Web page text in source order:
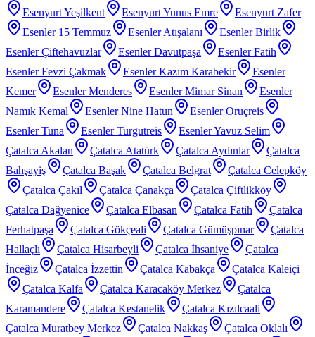
Esenyurt Yeşilkent
Esenyurt Yunus Emre
Esenyurt Zafer
Esenler 15 Temmuz
Esenler Atışalanı
Esenler Birlik
Esenler Çiftehavuzlar
Esenler Davutpaşa
Esenler Fatih
Esenler Fevzi Çakmak
Esenler Kazım Karabekir
Esenler
Kemer
Esenler Menderes Esenler Mimar Sinan
Esenler
Namık Kemal
Esenler Nine Hatun
Esenler Oruçreis
Esenler Tuna
Esenler Turgutreis
Esenler Yavuz Selim
Çatalca Akalan
Çatalca Atatürk Çatalca Aydınlar
Çatalca
Bahşayiş
Çatalca Başak Çatalca Belgrat
Çatalca Celepköy
Çatalca Çakıl
Çatalca Çanakça
Çatalca Çiftlikköy
Çatalca Dağyenice
Çatalca Elbasan Çatalca Fatih
Çatalca
Ferhatpaşa
Çatalca Gökçeali Çatalca Gümüşpınar
Çatalca
Hallaçlı
Çatalca Hisarbeyli Çatalca İhsaniye
Çatalca
İnceğiz
Çatalca İzzettin Çatalca Kabakça
Çatalca Kaleiçi
Çatalca Kalfa
Çatalca Karacaköy Merkez
Çatalca
Karamandere
Çatalca Kestanelik
Çatalca Kızılcaali
Çatalca Muratbey Merkez
Çatalca Nakkaş
Çatalca Oklalı